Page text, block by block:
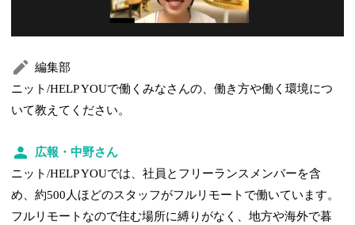
編集部
ニット/HELP YOUで働くみなさんの、働き方や働く環境につ
いて教えてください。
広報・中野さん
ニット/HELP YOUでは、社員とフリーランスメンバーを含
め、約500人ほどのスタッフがフルリモートで働いています。
フルリモートなので住む場所に縛りがなく、地方や海外で暮